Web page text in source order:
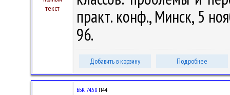
текст
практ. конф., Минск, 5
96.
Добавить в корзину Подробнее
ББК 74.58 П44